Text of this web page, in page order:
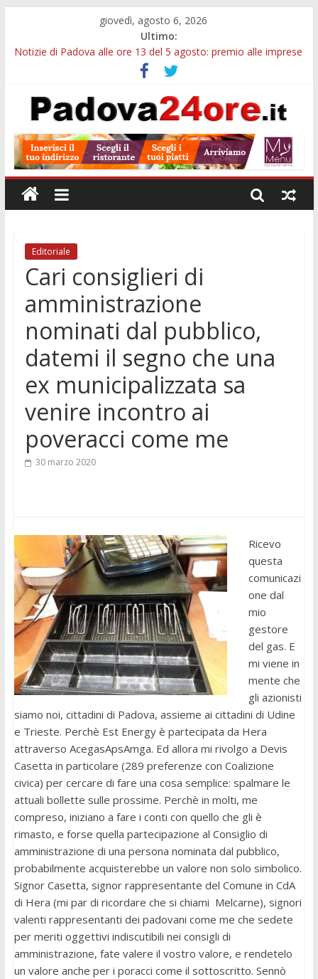
giovedì, agosto 6, 2026
Ultimo:
Notizie di Padova alle ore 13 del 5 agosto: premio alle imprese
Notizie di Padova alle ore 21: SIT torna all’utile, crescono le
auto nuove e concorsi comunali
Transizione 4.0, più tempo alle imprese del Padovano:
Quando le dimissioni non fanno perdere la NASpI: le tutele
previste nei casi di violenza di genere
Malattie neurodegenerative, uno studio dell’Università di
Padova parte dall’infiammazione intestinale
Editoriale
Cari consiglieri di
amministrazione
nominati dal pubblico,
datemi il segno che una
ex municipalizzata sa
venire incontro ai
poveracci come me
30 marzo 2020
Ricevo
questa
comunicazi
one dal
mio
gestore
del gas. E
mi viene in
mente che
gli azionisti
siamo noi, cittadini di Padova, assieme ai cittadini di Udine
e Trieste. Perchè Est Energy è partecipata da Hera
attraverso AcegasApsAmga. Ed allora mi rivolgo a Devis
Casetta in particolare (289 preferenze con Coalizione
civica) per cercare di fare una cosa semplice: spalmare le
attuali bollette sulle prossime. Perchè in molti, me
compreso, iniziano a fare i conti con quello che gli è
rimasto, e forse quella partecipazione al Consiglio di
amministrazione di una persona nominata dal pubblico,
probabilmente acquisterebbe un valore non solo simbolico.
Signor Casetta, signor rappresentante del Comune in CdA
di Hera (mi par di ricordare che si chiami Melcarne), signori
valenti rappresentanti dei padovani come me che sedete
per meriti oggettivi indiscutibili nei consigli di
amministrazione, fate valere il vostro valore, e rendetelo
un valore anche per i poracci come il sottoscritto. Sennò